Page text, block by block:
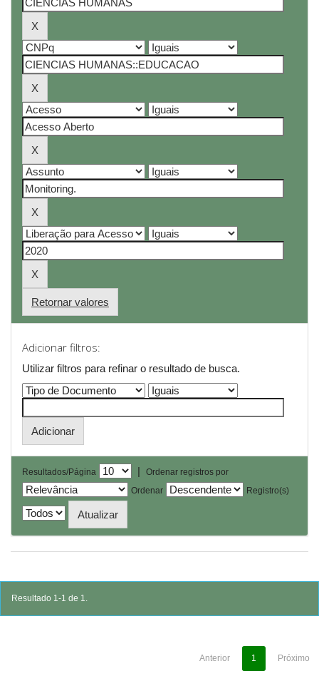
Retornar valores
Adicionar filtros:
Utilizar filtros para refinar o resultado de busca.
Resultados/Página |
Ordenar registros por
Ordenar
Registro(s)
Resultado 1-1 de 1.
Anterior 1 Próximo